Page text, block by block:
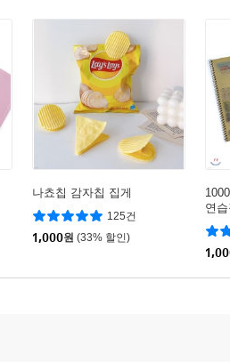
나쵸칩 감자칩 집게
125건
1,000원 (33% 할인)
연